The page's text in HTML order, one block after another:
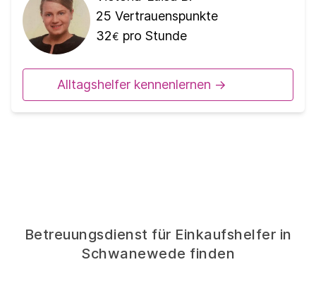
25 Vertrauenspunkte
32€ pro Stunde
Alltagshelfer kennenlernen ->
Betreuungsdienst für Einkaufshelfer in
Schwanewede finden